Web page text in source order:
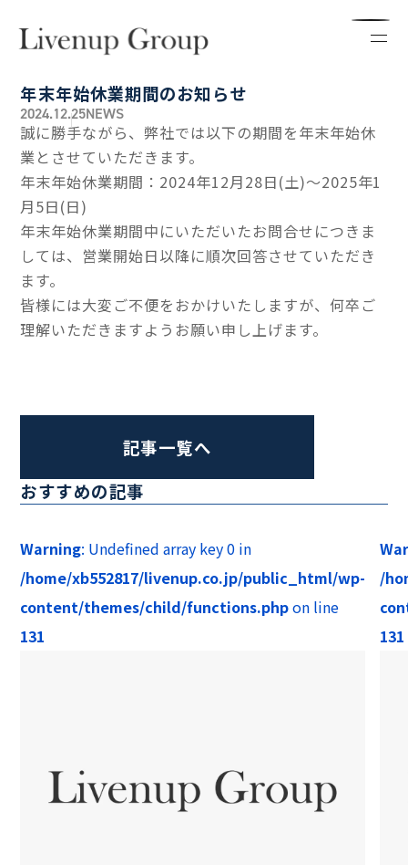
年末年始休業期間のお知らせ
2024.12.25NEWS
誠に勝手ながら、弊社では以下の期間を年末年始休
業とさせていただきます。
年末年始休業期間：2024年12月28日(土)～2025年1
月5日(日)
年末年始休業期間中にいただいたお問合せにつきま
しては、営業開始日以降に順次回答させていただき
ます。
皆様には大変ご不便をおかけいたしますが、何卒ご
理解いただきますようお願い申し上げます。
記事一覧へ
おすすめの記事
Warning: Undefined array key 0 in
/home/xb552817/livenup.co.jp/public_html/wp-
content/themes/child/functions.phpon line
131
/
131